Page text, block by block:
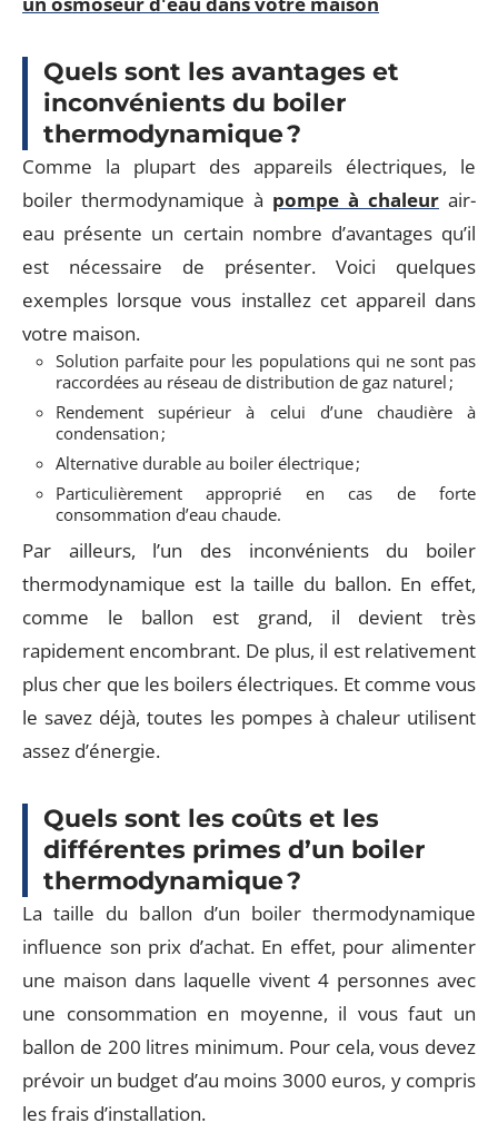
Quels sont les avantages et
inconvénients du boiler
thermodynamique ?
Comme la plupart des appareils électriques, le
boiler thermodynamique à pompe à chaleur air-
eau présente un certain nombre d’avantages qu’il
est nécessaire de présenter. Voici quelques
exemples lorsque vous installez cet appareil dans
votre maison.
Solution parfaite pour les populations qui ne sont pas
raccordées au réseau de distribution de gaz naturel ;
Rendement supérieur à celui d’une chaudière à
condensation ;
Alternative durable au boiler électrique ;
Particulièrement approprié en cas de forte
consommation d’eau chaude.
Par ailleurs, l’un des inconvénients du boiler
thermodynamique est la taille du ballon. En effet,
comme le ballon est grand, il devient très
rapidement encombrant. De plus, il est relativement
plus cher que les boilers électriques. Et comme vous
le savez déjà, toutes les pompes à chaleur utilisent
assez d’énergie.
Quels sont les coûts et les
différentes primes d’un boiler
thermodynamique ?
La taille du ballon d’un boiler thermodynamique
influence son prix d’achat. En effet, pour alimenter
une maison dans laquelle vivent 4 personnes avec
une consommation en moyenne, il vous faut un
ballon de 200 litres minimum. Pour cela, vous devez
prévoir un budget d’au moins 3000 euros, y compris
les frais d’installation.